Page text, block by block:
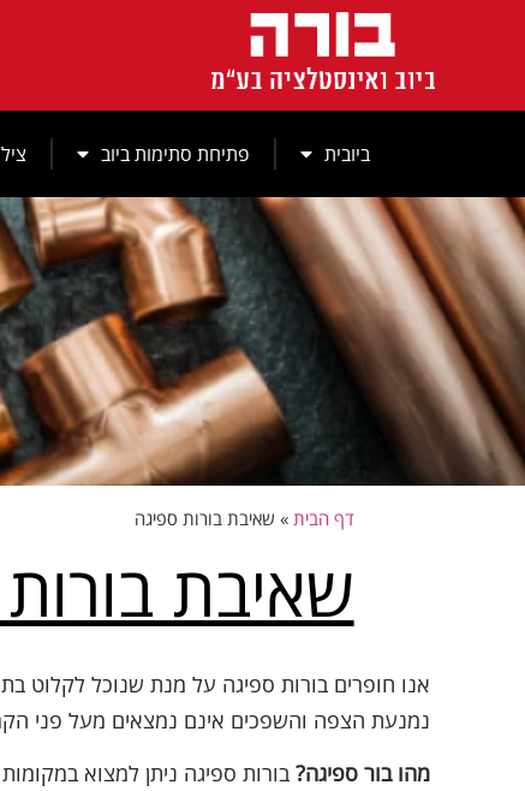
ביובית פתיחת סתימות ביוב
דף הבית » שאיבת בורות ספיגה
שאיבת
אנו חופרים בורות ספיגה על מנת שנוכל לקלוט
נמנעת הצפה והשפכים אינם נמצאים מעל פני
מהו בור ספיגה?בורות ספיגה ניתן למצוא